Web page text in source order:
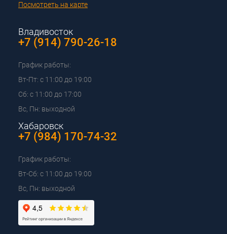
Посмотреть на карте
Владивосток
+7 (914) 790-26-18
График работы:
Вт-Пт: с 11:00 до 19:00
Сб: с 11:00 до 17:00
Вс, Пн: выходной
Хабаровск
+7 (984) 170-74-32
График работы:
Вт-Сб: с 11:00 до 19:00
Вс, Пн: выходной